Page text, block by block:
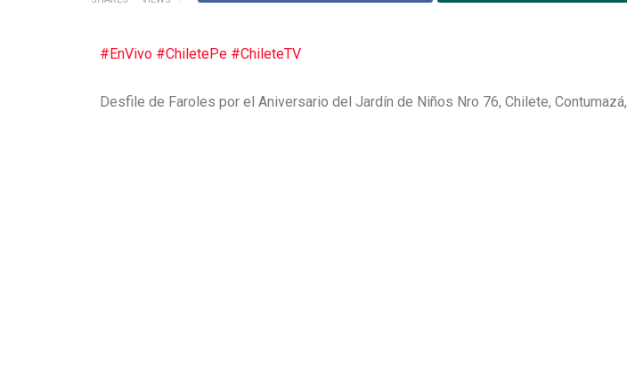
#EnVivo #ChiletePe #ChileteTV
Desfile de Faroles por el Aniversario del Jardín de Niños Nro 76, Chilete, Contumazá,